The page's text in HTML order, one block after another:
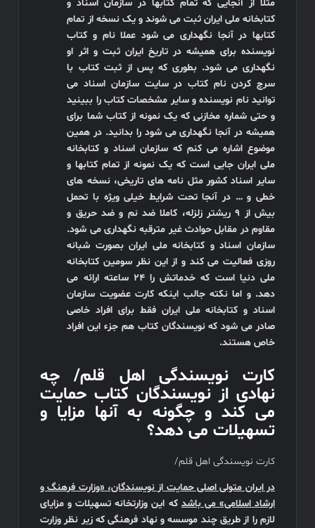
مثلا از آنجایی که تمام کتابها در سازمان اسناد و
کتابخانه ملی ایران ثبت می شوند و یک نسخه از تمام
کتابها در آنجا نگهداری می شود عملا نام و کتاب
نویسنده برای همیشه در تاریخ ایران ثبت و اثر او
نگهداری می شود. بطوری که پس از ثبت کتاب با
سرچ کردن نام کتاب در سایت سازمان اسناد می
توانید نام نویسنده و سایر مشخصات کتاب را ببینید
و حتی شماره مخازنی که یک نمونه از کتاب شما برای
همیشه در آنجا نگهداری می شود را بدانید. در همین
موضوع اشاره می کنم که سازمان اسناد و کتابخانه
ملی ایران جایی است که یک نمونه از تمام کتابها و
سایر اسناد کشور مثل نامه های تاریخی، نسخه های
خطی و … در آنجا تحت شرایط خیلی ویژه با تحمل
بیش از 9 ریشتر زلزله، کاملا ضد نم و ضد حریق و
مقاوم در مقابل حوادث غیر مترقبه نگهداری می شود.
سازمان اسناد و کتابخانه ملی ایران بصورت شبانه
روزی فعالیت می کند و از این نظر سومین کتابخانه
ملی دنیا است که خدماتش را 24 ساعته ارائه می
دهد. و اما نکته جالب اینکه کارت عضویت سازمان
اسناد و کتابخانه ملی ایران فقط برای افراد خاصی
صادر می شود که نویسندگان کتاب هم جزء این افراد
خاص هستند.
کارت نویسندگی اهل قلم/ چه
نهادی از نویسندگان کتاب حمایت
می کند و چگونه به آنها مزایا و
تسهیلات می دهد؟
کارت نویسندگی اهل قلم/
در ایران متولی اصلی حمایت از نویسندگان، «وزارت فرهنگ و
ارشاد اسلامی» می باشدکه این وزارتخانه تسهیلات و مزایای
لازم را از طریق چند موسسه و نهاد فرهنگی که زیر نظر وزارت